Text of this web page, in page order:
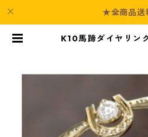
★全商品送
K10馬蹄ダイヤリン